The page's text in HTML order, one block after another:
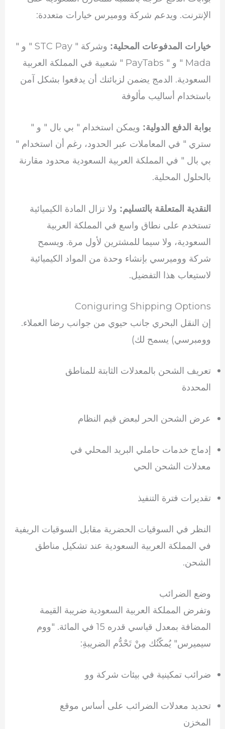
الإنترنت. ويدعم شركة ووميرس خيارات متعددة:
خيارات المدفوعات المحلية:
وشركة " STC Pay " و "
Mada " و " PayTabs " شعبية في المملكة العربية
السعودية. الدمج يضمن لزبائنك أن يدفعوا بشكل آمن
باستخدام أساليب مألوفة
بوابة الدفع الدولية: ويمكن استخدام " بي بال " و "
ستري " في المعاملات عبر الحدود، رغم أن استخدام "
بي بال " في المملكة العربية السعودية محدود مقارنة
بالحلول المحلية.
النقدية المتعلقة بالتسليم: ولا تزال المادة الكيميائية
تستخدم على نطاق واسع في المملكة العربية
السعودية، ولا سيما للمشترين لأول مرة. ويسمح
شركة ووميرسي بإنشاء وحدة من المواد الكيميائية
لاستيعاب هذا التفضيل.
Coniguring Shipping Options
إن النقل البحري جانب حيوي من جوانب رضا العملاء.
وومبرسي) يسمح لك)
تعريف الشحن بالمعدلات الثابتة للمناطق
المحددة
عرض الشحن الحر لبعض قيم النظام
إدماج خدمات حاملي البريد المحلي في
معدلات الشحن الحي
تقديرات فترة التنفيذ
النظر في السوقيات الحضرية مقابل السوقيات الريفية
في المملكة العربية السعودية عند تشكيل مناطق
الشحن.
وضع الضرائب
وتفرض المملكة العربية السعودية ضريبة القيمة
المضافة بمعدل قياسي قدره 15 في المائة. "ووم
سيميرس" يُمكّنُك مِنْ تَحْدُّم الضريبةِ:
ضرائب تمكينية في بيئات شركة وو
تحديد معدلات الضرائب على أساس موقع
المخزن